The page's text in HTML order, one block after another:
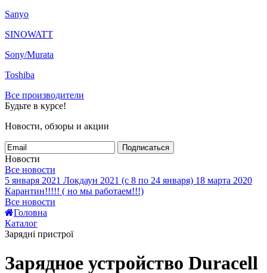
Sanyo
SINOWATT
Sony/Murata
Toshiba
Все производители
Будьте в курсе!
Новости, обзоры и акции
Подписаться
Новости
Все новости
5 января 2021 Локдаун 2021 (с 8 по 24 января) 18 марта 2020
Карантин!!!!! ( но мы работаем!!!)
Все новости
Головна
Каталог
Зарядні пристрої
Зарядное устройство Duracell